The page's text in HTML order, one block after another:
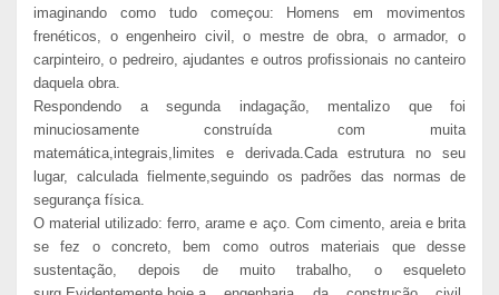
imaginando como tudo começou: Homens em movimentos
frenéticos, o engenheiro civil, o mestre de obra, o armador, o
carpinteiro, o pedreiro, ajudantes e outros profissionais no canteiro
daquela obra.
Respondendo a segunda indagação, mentalizo que foi
minuciosamente construída com muita
matemática,integrais,limites e derivada.Cada estrutura no seu
lugar, calculada fielmente,seguindo os padrões das normas de
segurança física.
O material utilizado: ferro, arame e aço. Com cimento, areia e brita
se fez o concreto, bem como outros materiais que desse
sustentação, depois de muito trabalho, o esqueleto